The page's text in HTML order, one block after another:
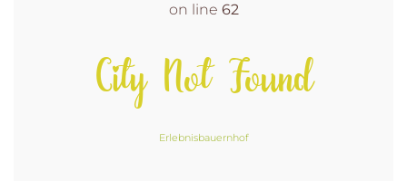
on line 62
City Not Found
Erlebnisbauernhof